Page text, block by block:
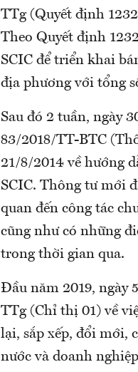
TTg (Quyết định
Theo Quyết định
SCIC để triển khai
địa phương với tổng
Sau đó 2 tuần, ngày
83/2018/TT-BTC
21/8/2014 về hướng
SCIC. Thông tư mới
quan đến công tác
cũng như có những
trong thời gian qua.
Đầu năm 2019, ngày
TTg (Chỉ thị 01) về
lại, sắp xếp, đổi mới,
nước và doanh